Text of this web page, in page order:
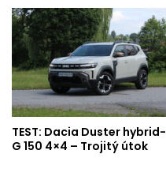
TEST: Dacia Duster hybrid-
G 150 4×4 – Trojitý útok